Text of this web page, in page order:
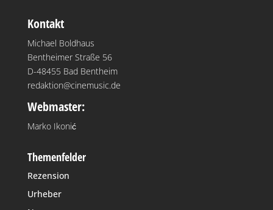
Kontakt
Michael Boldhaus
Bentheimer Straße 56
D-48455 Bad Bentheim
redaktion@cinemusic.de
Webmaster:
Marko Ikonić
Themenfelder
Rezension
Urheber